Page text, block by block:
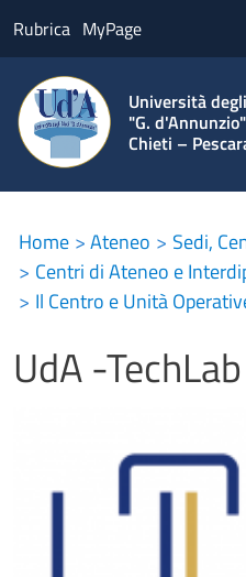
Rubrica MyPage
Università
"G. d'Annunzio"
Chieti –
Home Ateneo
Sedi,
Centri di Ateneo e
Il Centro e Unità
UdA -